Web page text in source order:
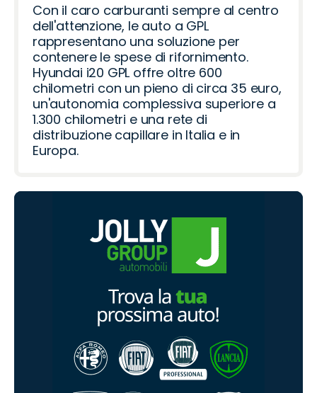
Con il caro carburanti sempre al centro
dell'attenzione, le auto a GPL
rappresentano una soluzione per
contenere le spese di rifornimento.
Hyundai i20 GPL offre oltre 600
chilometri con un pieno di circa 35 euro,
un'autonomia complessiva superiore a
1.300 chilometri e una rete di
distribuzione capillare in Italia e in
Europa.